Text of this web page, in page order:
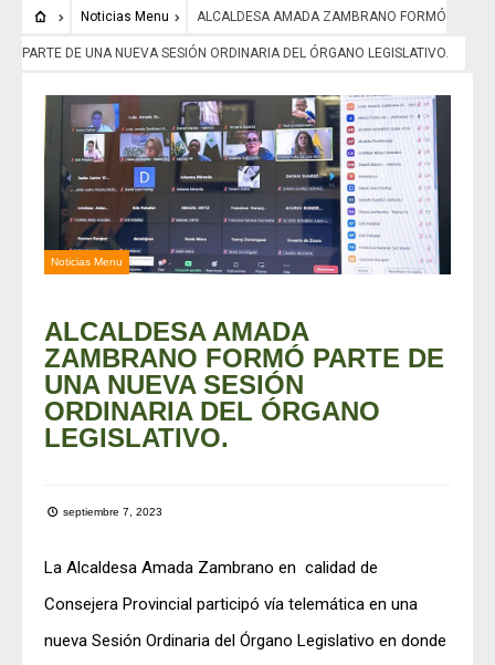
Noticias Menu ALCALDESA AMADA ZAMBRANO FORMÓ
PARTE DE UNA NUEVA SESIÓN ORDINARIA DEL ÓRGANO LEGISLATIVO.
Noticias Menu
ALCALDESA AMADA
ZAMBRANO FORMÓ PARTE DE
UNA NUEVA SESIÓN
ORDINARIA DEL ÓRGANO
LEGISLATIVO.
septiembre 7, 2023
La Alcaldesa Amada Zambrano en calidad de
Consejera Provincial participó vía telemática en una
nueva Sesión Ordinaria del Órgano Legislativo en donde